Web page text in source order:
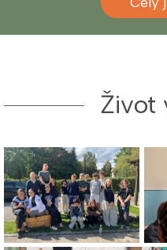
Život